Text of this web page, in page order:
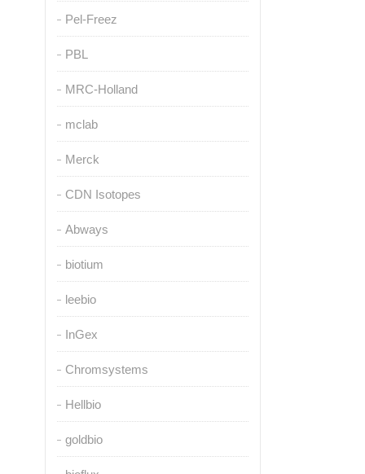
Pel-Freez
PBL
MRC-Holland
mclab
Merck
CDN Isotopes
Abways
biotium
leebio
InGex
Chromsystems
Hellbio
goldbio